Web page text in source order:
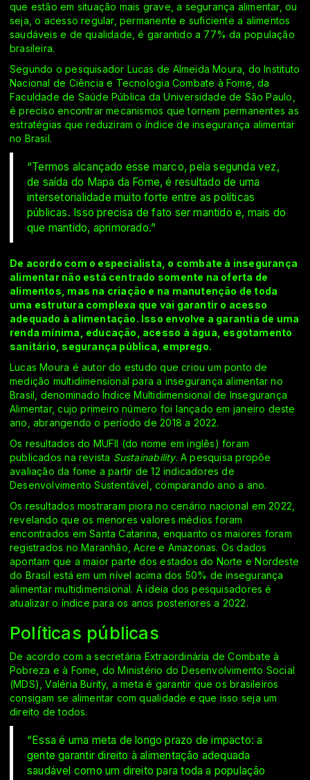
que estão em situação mais grave, a segurança alimentar, ou
seja, o acesso regular, permanente e suficiente a alimentos
saudáveis e de qualidade, é garantido a 77% da população
brasileira.
Segundo o pesquisador Lucas de Almeida Moura, do Instituto
Nacional de Ciência e Tecnologia Combate à Fome, da
Faculdade de Saúde Pública da Universidade de São Paulo,
é preciso encontrar mecanismos que tornem permanentes as
estratégias que reduziram o índice de insegurança alimentar
no Brasil.
“Termos alcançado esse marco, pela segunda vez,
de saída do Mapa da Fome, é resultado de uma
intersetorialidade muito forte entre as políticas
públicas. Isso precisa de fato ser mantido e, mais do
que mantido, aprimorado.”
De acordo com o especialista, o combate à insegurança
alimentar não está centrado somente na oferta de
alimentos, mas na criação e na manutenção de toda
uma estrutura complexa que vai garantir o acesso
adequado à alimentação. Isso envolve a garantia de uma
renda mínima, educação, acesso à água, esgotamento
sanitário, segurança pública, emprego.
Lucas Moura é autor do estudo que criou um ponto de
medição multidimensional para a insegurança alimentar no
Brasil, denominado Índice Multidimensional de Insegurança
Alimentar, cujo primeiro número foi lançado em janeiro deste
ano, abrangendo o período de 2018 a 2022.
Os resultados do MUFII (do nome em inglês) foram
publicados na revista Sustainability. A pesquisa propõe
avaliação da fome a partir de 12 indicadores de
Desenvolvimento Sustentável, comparando ano a ano.
Os resultados mostraram piora no cenário nacional em 2022,
revelando que os menores valores médios foram
encontrados em Santa Catarina, enquanto os maiores foram
registrados no Maranhão, Acre e Amazonas. Os dados
apontam que a maior parte dos estados do Norte e Nordeste
do Brasil está em um nível acima dos 50% de insegurança
alimentar multidimensional. A ideia dos pesquisadores é
atualizar o índice para os anos posteriores a 2022.
Políticas públicas
De acordo com a secretária Extraordinária de Combate à
Pobreza e à Fome, do Ministério do Desenvolvimento Social
(MDS), Valéria Burity, a meta é garantir que os brasileiros
consigam se alimentar com qualidade e que isso seja um
direito de todos.
“Essa é uma meta de longo prazo de impacto: a
gente garantir direito à alimentação adequada
saudável como um direito para toda a população